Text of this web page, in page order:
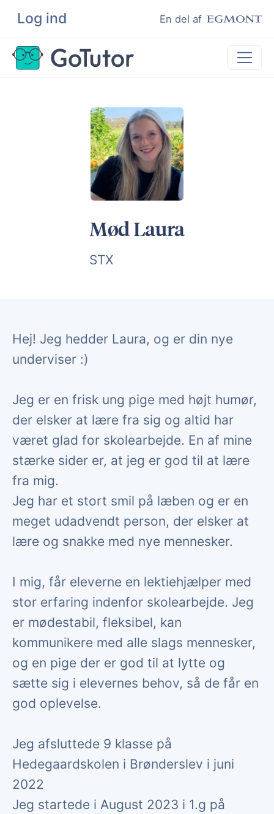
Log ind En del af
Søg
Lektiehjælp
Eksamenshjælp
Hjælp til ordblinde
Kundeudtalelser
Undervisere
Mød Laura
STX
Hej! Jeg hedder Laura, og er din nye
underviser :)
Jeg er en frisk ung pige med højt humør,
der elsker at lære fra sig og altid har
været glad for skolearbejde. En af mine
stærke sider er, at jeg er god til at lære
fra mig.
Jeg har et stort smil på læben og er en
meget udadvendt person, der elsker at
lære og snakke med nye mennesker.
I mig, får eleverne en lektiehjælper med
stor erfaring indenfor skolearbejde. Jeg
er mødestabil, fleksibel, kan
kommunikere med alle slags mennesker,
og en pige der er god til at lytte og
sætte sig i elevernes behov, så de får en
god oplevelse.
Jeg afsluttede 9 klasse på
Hedegaardskolen i Brønderslev i juni
2022
Jeg startede i August 2023 i 1.g på